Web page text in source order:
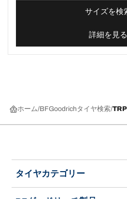
サイズを検
詳細を見る
ホーム BFGoodrichタイヤ検索 TRP
タイヤカテゴリー
BFグッドリッチ製品